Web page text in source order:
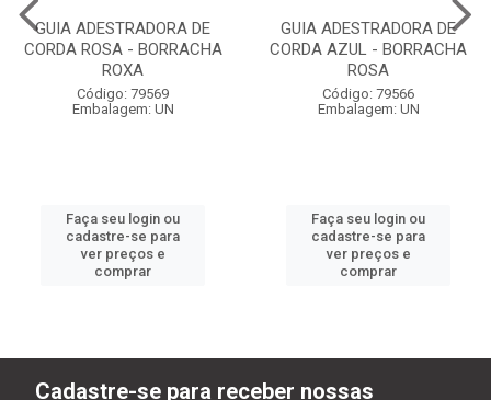
GUIA ADESTRADORA DE
CORDA ROSA - BORRACHA
ROXA
Código: 79569
Embalagem: UN
Faça seu login ou
cadastre-se para
ver preços e
comprar
GUIA ADESTRADORA DE
CORDA AZUL - BORRACHA
ROSA
Código: 79566
Embalagem: UN
Faça seu login ou
cadastre-se para
ver preços e
comprar
Cadastre-se para receber nossas